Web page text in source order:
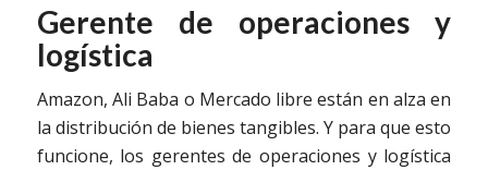
Gerente de operaciones y
logística
Amazon, Ali Baba o Mercado libre están en alza en
la distribución de bienes tangibles. Y para que esto
funcione, los gerentes de operaciones y logística